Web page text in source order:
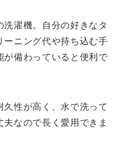
濯機。自分の好きなタ
ーニング代や持ち込む手
が備わっていると便利で
性が高く、水で洗って
なので長く愛用できま